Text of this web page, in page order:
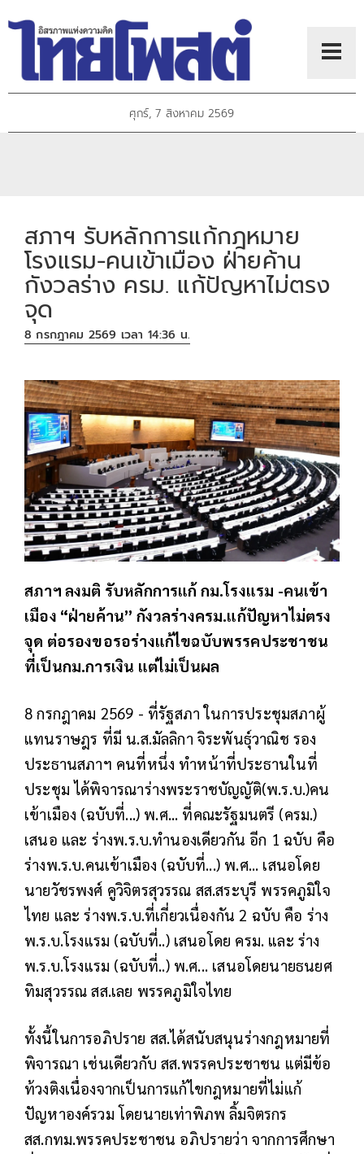
ศุกร์, 7 สิงหาคม 2569
สภาฯ รับหลักการแก้กฎหมาย
โรงแรม-คนเข้าเมือง ฝ่ายค้าน
กังวลร่าง ครม. แก้ปัญหาไม่ตรง
จุด
8 กรกฎาคม 2569 เวลา 14:36 น.
สภาฯ ลงมติ รับหลักการแก้ กม.โรงแรม -คนเข้า
เมือง “ฝ่ายค้าน” กังวลร่างครม.แก้ปัญหาไม่ตรง
จุด ต่อรองขอรอร่างแก้ไขฉบับพรรคประชาชน
ที่เป็นกม.การเงิน แต่ไม่เป็นผล
8 กรกฎาคม 2569 - ที่รัฐสภา ในการประชุมสภาผู้
แทนราษฎร ที่มี น.ส.มัลลิกา จิระพันธุ์วาณิช รอง
ประธานสภาฯ คนที่หนึ่ง ทำหน้าที่ประธานในที่
ประชุม ได้พิจารณาร่างพระราชบัญญัติ(พ.ร.บ.)คน
เข้าเมือง (ฉบับที่...) พ.ศ... ที่คณะรัฐมนตรี (ครม.)
เสนอ และ ร่างพ.ร.บ.ทำนองเดียวกัน อีก 1 ฉบับ คือ
ร่างพ.ร.บ.คนเข้าเมือง (ฉบับที่...) พ.ศ... เสนอโดย
นายวัชรพงศ์ คูวิจิตรสุวรรณ สส.สระบุรี พรรคภูมิใจ
ไทย และ ร่างพ.ร.บ.ที่เกี่ยวเนื่องกัน 2 ฉบับ คือ ร่าง
พ.ร.บ.โรงแรม (ฉบับที่..) เสนอโดย ครม. และ ร่าง
พ.ร.บ.โรงแรม (ฉบับที่..) พ.ศ... เสนอโดยนายธนยศ
ทิมสุวรรณ สส.เลย พรรคภูมิใจไทย
ทั้งนี้ในการอภิปราย สส.ได้สนับสนุนร่างกฎหมายที่
พิจารณา เช่นเดียวกับ สส.พรรคประชาชน แต่มีข้อ
ท้วงติงเนื่องจากเป็นการแก้ไขกฎหมายที่ไม่แก้
ปัญหาองค์รวม โดยนายเท่าพิภพ ลิ้มจิตรกร
สส.กทม.พรรคประชาชน อภิปรายว่า จากการศึกษา